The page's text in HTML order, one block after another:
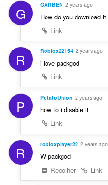
G GARBEN 2 years ago
How do you download it
Link
R Roblox22154 2 years ago
i love packgod
Link
P PotatoUnion 2 years ago
how to i disable it
Link
R robloxplayer22 2 years ago
W packgod
Recolher
Link